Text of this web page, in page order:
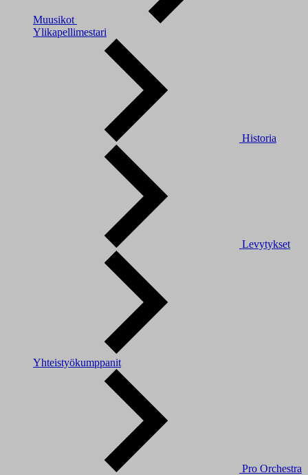
Muusikot
Ylikapellimestari
Historia
Levytykset
Yhteistyökumppanit
Pro Orchestra